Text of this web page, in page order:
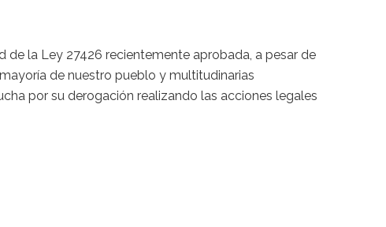
de la Ley 27426 recientemente aprobada, a pesar de
de nuestro pueblo y multitudinarias
por su derogación realizando las acciones legales